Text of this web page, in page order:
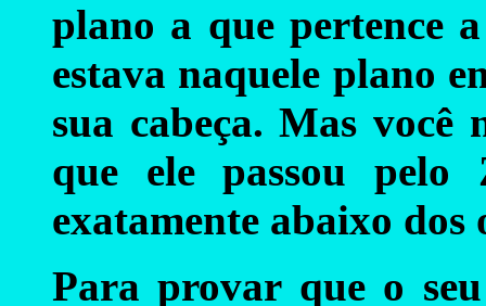
plano a que pertence
estava naquele plano
sua cabeça. Mas você
que ele passou pelo
exatamente abaixo dos
Para provar que o